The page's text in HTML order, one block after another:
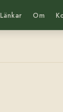
Länkar Om